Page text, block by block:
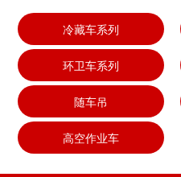
冷藏车系列
环卫车系列
随车吊
高空作业车